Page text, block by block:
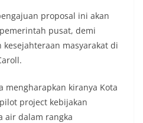
proposal ini akan
pusat, demi
masyarakat di
mengharapkan kiranya Kota
project kebijakan
air dalam rangka